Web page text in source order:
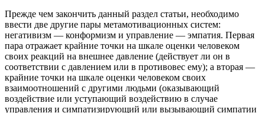
Прежде чем закончить данный раздел статьи, необходимо
ввести две другие пары метамотивационных систем:
негативизм — конформизм и управление — эмпатия. Первая
пара отражает крайние точки на шкале оценки человеком
своих реакций на внешнее давление (действует ли он в
соответствии с давлением или в противовес ему); а вторая —
крайние точки на шкале оценки человеком своих
взаимоотношений с другими людьми (оказывающий
воздействие или уступающий воздействию в случае
управления и симпатизирующий или вызывающий симпатии